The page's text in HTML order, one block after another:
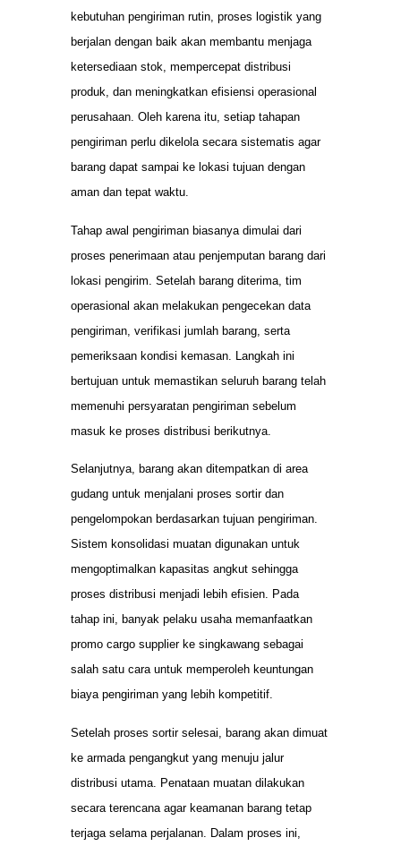
kebutuhan pengiriman rutin, proses logistik yang
berjalan dengan baik akan membantu menjaga
ketersediaan stok, mempercepat distribusi
produk, dan meningkatkan efisiensi operasional
perusahaan. Oleh karena itu, setiap tahapan
pengiriman perlu dikelola secara sistematis agar
barang dapat sampai ke lokasi tujuan dengan
aman dan tepat waktu.
Tahap awal pengiriman biasanya dimulai dari
proses penerimaan atau penjemputan barang dari
lokasi pengirim. Setelah barang diterima, tim
operasional akan melakukan pengecekan data
pengiriman, verifikasi jumlah barang, serta
pemeriksaan kondisi kemasan. Langkah ini
bertujuan untuk memastikan seluruh barang telah
memenuhi persyaratan pengiriman sebelum
masuk ke proses distribusi berikutnya.
Selanjutnya, barang akan ditempatkan di area
gudang untuk menjalani proses sortir dan
pengelompokan berdasarkan tujuan pengiriman.
Sistem konsolidasi muatan digunakan untuk
mengoptimalkan kapasitas angkut sehingga
proses distribusi menjadi lebih efisien. Pada
tahap ini, banyak pelaku usaha memanfaatkan
promo cargo supplier ke singkawang sebagai
salah satu cara untuk memperoleh keuntungan
biaya pengiriman yang lebih kompetitif.
Setelah proses sortir selesai, barang akan dimuat
ke armada pengangkut yang menuju jalur
distribusi utama. Penataan muatan dilakukan
secara terencana agar keamanan barang tetap
terjaga selama perjalanan. Dalam proses ini,